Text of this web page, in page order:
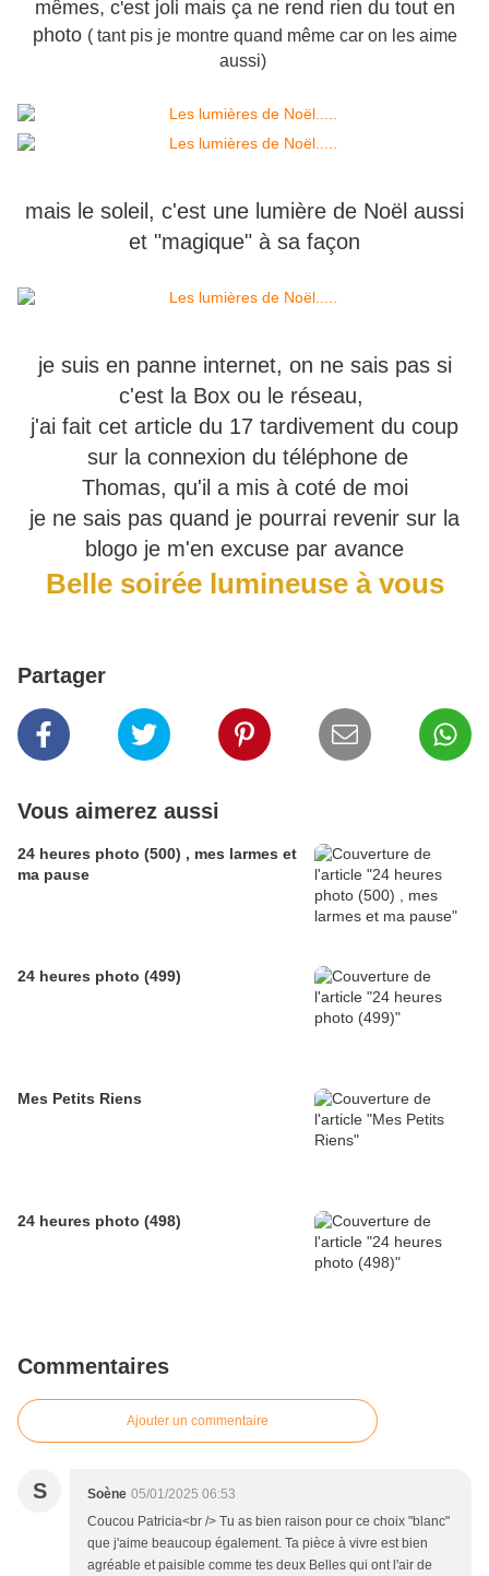
mêmes, c'est joli mais ça ne rend rien du tout en
photo ( tant pis je montre quand même car on les aime
aussi)
mais le soleil, c'est une lumière de Noël aussi
et "magique" à sa façon
je suis en panne internet, on ne sais pas si
c'est la Box ou le réseau,
j'ai fait cet article du 17 tardivement du coup
sur la connexion du téléphone de
Thomas, qu'il a mis à coté de moi
je ne sais pas quand je pourrai revenir sur la
blogo je m'en excuse par avance
Belle soirée lumineuse à vous
Partager
Vous aimerez aussi
24 heures photo (500) , mes larmes et
ma pause
24 heures photo (499)
Mes Petits Riens
24 heures photo (498)
Commentaires
Ajouter un commentaire
S Soène 05/01/2025 06:53
Coucou Patricia<br /> Tu as bien raison pour ce choix "blanc"
que j'aime beaucoup également. Ta pièce à vivre est bien
agréable et paisible comme tes deux Belles qui ont l'air de